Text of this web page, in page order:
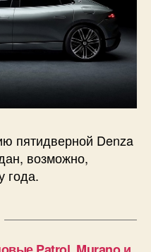
пятидверной Denza
возможно,
года.